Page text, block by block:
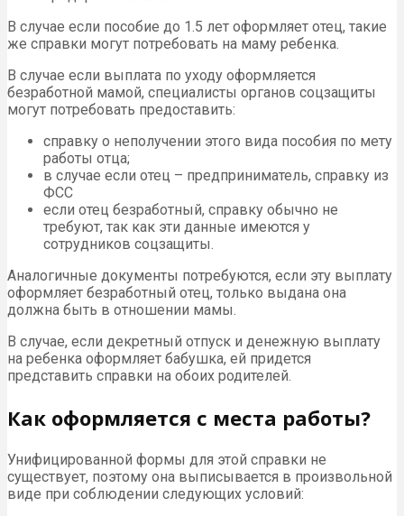
В случае если пособие до 1.5 лет оформляет отец, такие
же справки могут потребовать на маму ребенка.
В случае если выплата по уходу оформляется
безработной мамой, специалисты органов соцзащиты
могут потребовать предоставить:
справку о неполучении этого вида пособия по мету
работы отца;
в случае если отец – предприниматель, справку из
ФСС
если отец безработный, справку обычно не
требуют, так как эти данные имеются у
сотрудников соцзащиты.
Аналогичные документы потребуются, если эту выплату
оформляет безработный отец, только выдана она
должна быть в отношении мамы.
В случае, если декретный отпуск и денежную выплату
на ребенка оформляет бабушка, ей придется
представить справки на обоих родителей.
Как оформляется с места работы?
Унифицированной формы для этой справки не
существует, поэтому она выписывается в произвольной
виде при соблюдении следующих условий: